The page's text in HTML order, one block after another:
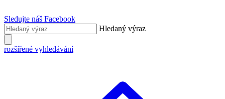
Sledujte náš Facebook
Hledaný výraz
rozšířené vyhledávání